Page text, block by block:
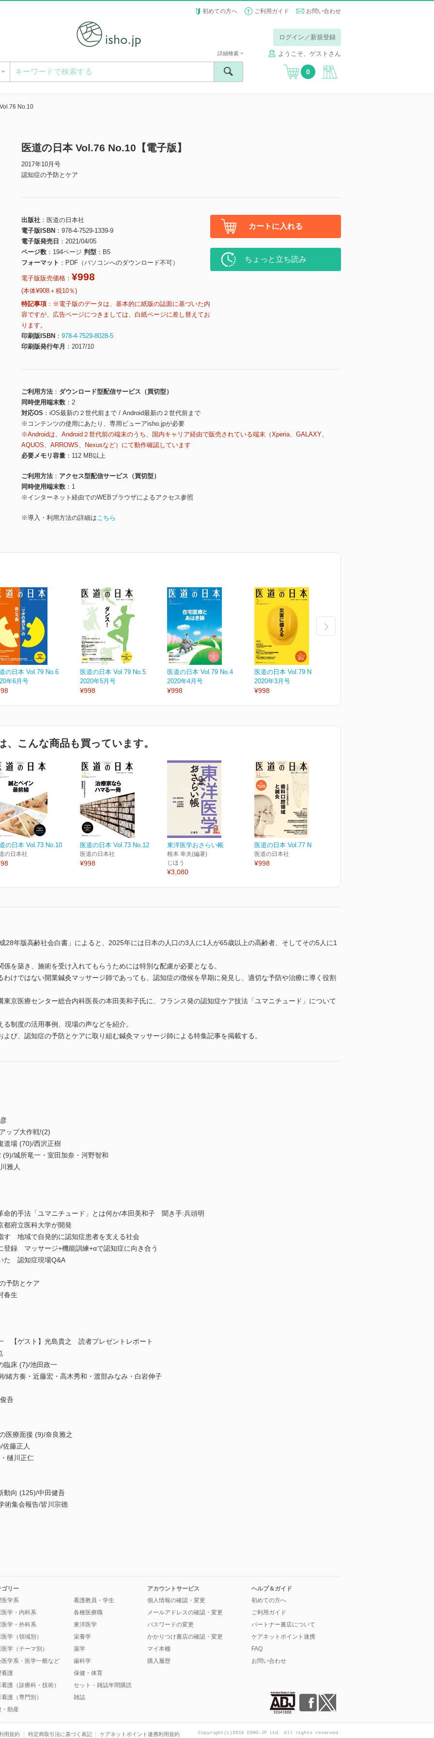
初めての方へ ご利用ガイド お問い合わせ
ログイン／新規登録
ようこそ、ゲストさん
詳細検索
0
No.10
医道の日本 Vol.76 No.10【電子版】
2017年10月号
認知症の予防とケア
出版社
医道の日本社
電子版ISBN
978-4-7529-1339-9
電子版発売日
2021/04/05
ページ数
194ページ 判型
B5
フォーマット
PDF（パソコンへのダウンロード不可）
電子版販売価格： ¥998
(本体¥908＋税10％)
特記事項
※電子版のデータは、基本的に紙版の誌面に基づいた内
容ですが、広告ページにつきましては、白紙ページに差し替えてお
ります。
印刷版ISBN
978-4-7529-8028-5
印刷版発行年月
2017/10
カートに入れる
ちょっと立ち読み
ご利用方法
ダウンロード型配信サービス（買切型）
同時使用端末数
2
対応OS
iOS最新の２世代前まで / Android最新の２世代前まで
※コンテンツの使用にあたり、専用ビューアisho.jpが必要
※Androidは、Android２世代前の端末のうち、国内キャリア経由で販売されている端末（Xperia、GALAXY、
AQUOS、ARROWS、Nexusなど）にて動作確認しています
必要メモリ容量
112 MB以上
ご利用方法
アクセス型配信サービス（買切型）
同時使用端末数
1
※インターネット経由でのWEBブラウザによるアクセス参照
※導入・利用方法の詳細はこちら
の日本 Vol.79 No.6
年6月号
医道の日本 Vol.79 No.5
2020年5月号
¥998
医道の日本 Vol.79 No.4
2020年4月号
¥998
医道の日本 Vol.79 No.3
2020年3月号
¥998
、こんな商品も買っています。
の日本 Vol.73 No.10
の日本社
医道の日本 Vol.73 No.12
医道の日本社
¥998
東洋医学おさらい帳
根本 幸夫(編著)
じほう
¥3,080
医道の日本 Vol.77 No.11
医道の日本社
¥998
28年版高齢社会白書」によると、2025年には日本の人口の3人に1人が65歳以上の高齢者、そしてその5人に1
を築き、施術を受け入れてもらうためには特別な配慮が必要となる。
けではない開業鍼灸マッサージ師であっても、認知症の徴候を早期に発見し、適切な予防や治療に導く役割
京医療センター総合内科医長の本田美和子氏に、フランス発の認知症ケア技法「ユマニチュード」について
制度の活用事例、現場の声などを紹介。
び、認知症の予防とケアに取り組む鍼灸マッサージ師による特集記事を掲載する。
ップ大作戦!(2)
道場 (70)/西沢正樹
城所竜一・室田加奈・河野智和
雅人
的手法「ユマニチュード」とは何か/本田美和子 聞き手:兵頭明
都府立医科大学が開発
す 地域で自発的に認知症患者を支える社会
登録 マッサージ+機能訓練+αで認知症に向き合う
た 認知症現場Q&A
予防とケア
春生
【ゲスト】光島貴之 読者プレゼントレポート
臨床 (7)/池田政一
/緒方奏・近藤宏・高木秀和・渡部みなみ・白岩伸子
吾
医療面接 (9)/奈良雅之
佐藤正人
樋川正仁
動向 (125)/中田健吾
術集会報告/皆川宗德
ゴリー
医学系
医学・内科系
医学・外科系
学（領域別）
学（テーマ別）
医学系・医学一般など
看護
護（診療科・技術）
護（専門別）
・助産
看護教員・学生
各種医療職
東洋医学
栄養学
薬学
歯科学
保健・体育
セット・雑誌年間購読
雑誌
アカウントサービス
個人情報の確認・変更
メールアドレスの確認・変更
パスワードの変更
かかりつけ書店の確認・変更
マイ本棚
購入履歴
ヘルプ＆ガイド
初めての方へ
ご利用ガイド
パートナー書店について
ケアネットポイント連携
FAQ
お問い合わせ
用規約 特定商取引法に基づく表記 ケアネットポイント連携利用規約 Copyright(c)2016 ISHO-JP Ltd. All rights reserved.